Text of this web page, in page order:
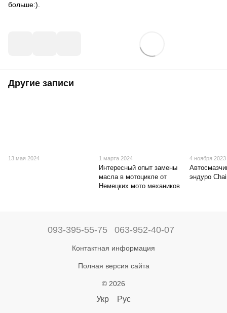
больше:).
Другие записи
13 мая 2024 1 марта 2024
Интересный опыт замены
масла в мотоцикле от
Немецких мото механиков
4 ноября 2023
эндуро
093-395-55-75 063-952-40-07
Контактная информация
Полная версия сайта
© 2026
Укр Рус